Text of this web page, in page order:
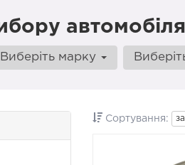
Виберіть марку
Сортування: